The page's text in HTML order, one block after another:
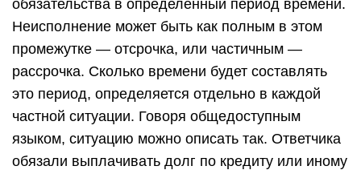
обязательства в определенный период времени.
Неисполнение может быть как полным в этом
промежутке — отсрочка, или частичным —
рассрочка. Сколько времени будет составлять
это период, определяется отдельно в каждой
частной ситуации. Говоря общедоступным
языком, ситуацию можно описать так. Ответчика
обязали выплачивать долг по кредиту или иному